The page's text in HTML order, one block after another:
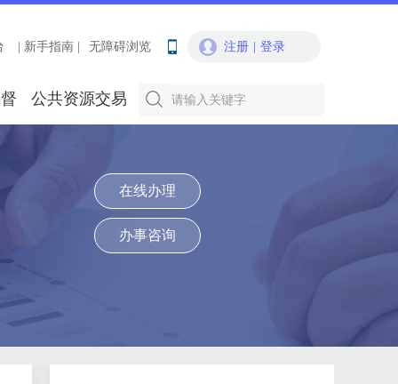
| 新手指南 | 无障碍浏览 注册 登录
公共资源交易
在线办理
办事咨询